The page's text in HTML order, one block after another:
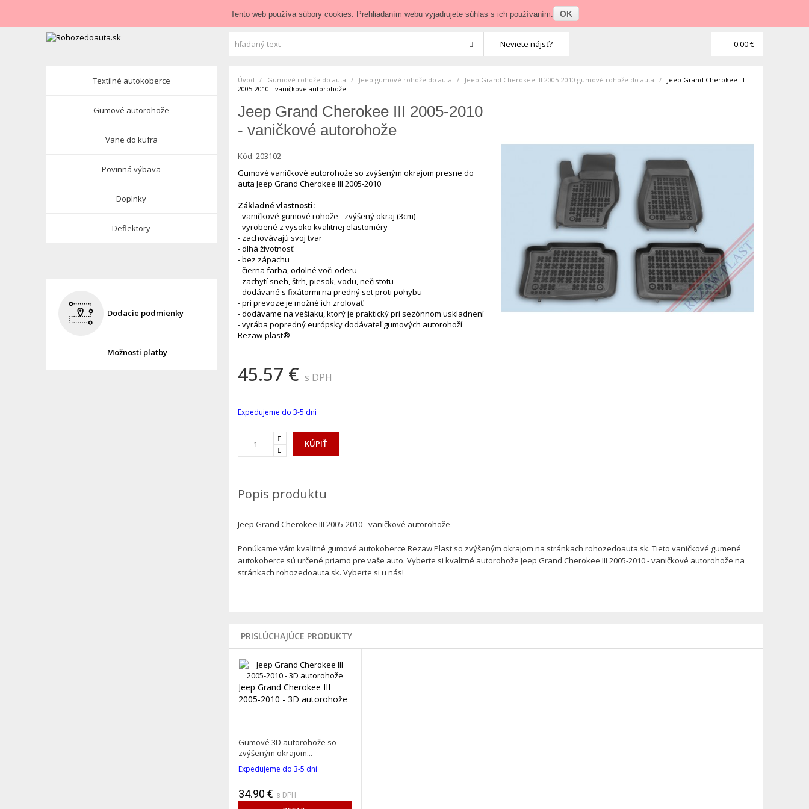
obchod@rohozedoauta.sk
Neviete nájsť? 0.00 €
Textilné autokoberce
Gumové autorohože
Vane do kufra
Povinná výbava
Doplnky
Deflektory
Dodacie podmienky
Možnosti platby
Úvod Gumové rohože do auta Jeep gumové rohože do auta Jeep Grand Cherokee III 2005-2010 gumové rohože do auta
Jeep Grand Cherokee III
2005-2010 - vaničkové autorohože
Jeep Grand Cherokee III 2005-2010
- vaničkové autorohože
Kód: 203102
Gumové vaničkové autorohože so zvýšeným okrajom presne do
auta Jeep Grand Cherokee III 2005-2010
Základné vlastnosti:
- vaničkové gumové rohože - zvýšený okraj (3cm)
- vyrobené z vysoko kvalitnej elastoméry
- zachovávajú svoj tvar
- dlhá životnosť
- bez zápachu
- čierna farba, odolné voči oderu
- zachytí sneh, štrh, piesok, vodu, nečistotu
- dodávané s fixátormi na predný set proti pohybu
- pri prevoze je možné ich zrolovať
- dodávame na vešiaku, ktorý je praktický pri sezónnom uskladnení
- vyrába popredný európsky dodávateľ gumových autorohoží
Rezaw-plast®
45.57 € s DPH
Expedujeme do 3-5 dni
KÚPIŤ
Popis produktu
Jeep Grand Cherokee III 2005-2010 - vaničkové autorohože
Ponúkame vám kvalitné gumové autokoberce Rezaw Plast so zvýšeným okrajom na stránkach rohozedoauta.sk. Tieto vaničkové gumené
autokoberce sú určené priamo pre vaše auto. Vyberte si kvalitné autorohože Jeep Grand Cherokee III 2005-2010 - vaničkové autorohože na
stránkach rohozedoauta.sk. Vyberte si u nás!
PRISLÚCHAJÚCE PRODUKTY
Jeep Grand Cherokee III
2005-2010 - 3D autorohože
Gumové 3D autorohože so
zvýšeným okrajom...
Expedujeme do 3-5 dni
34.90 € s DPH
Tento web používa súbory cookies. Prehliadaním webu vyjadrujete súhlas s ich používaním. OK